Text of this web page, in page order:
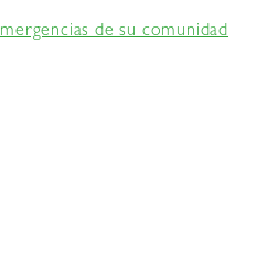
de su comunidad